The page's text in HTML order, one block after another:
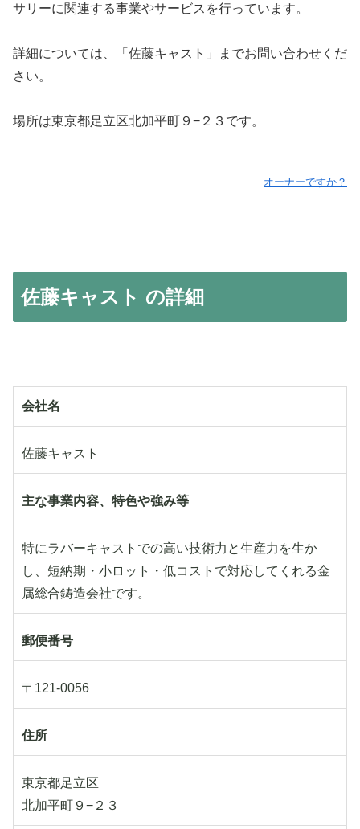
サリーに関連する事業やサービスを行っています。
詳細については、「佐藤キャスト」までお問い合わせくだ
さい。
場所は東京都足立区北加平町９−２３です。
オーナーですか？
佐藤キャスト の詳細
会社名
佐藤キャスト
主な事業内容、特色や強み等
特にラバーキャストでの高い技術力と生産力を生か
し、短納期・小ロット・低コストで対応してくれる金
属総合鋳造会社です。
郵便番号
〒121-0056
住所
東京都足立区
北加平町９−２３